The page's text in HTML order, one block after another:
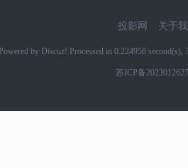
投影网 关于
Powered by Discuz! Processed in 0.224956
苏ICP备